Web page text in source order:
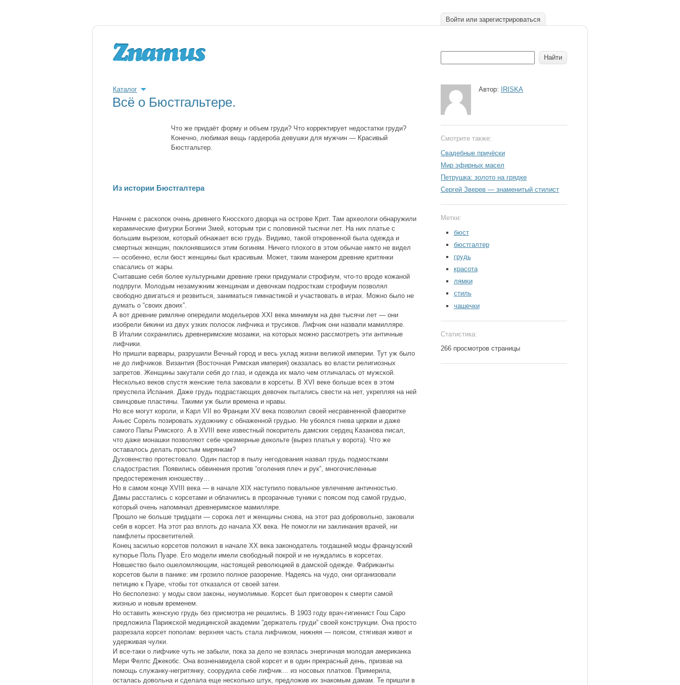
Войти или зарегистрироваться
Каталог
Всё о Бюстгальтере.
Что же придаёт форму и объем груди? Что корректирует недостатки груди?
Конечно, любимая вещь гардероба девушки для мужчин — Красивый
Бюстгальтер.
Из истории Бюстгалтера
Начнем с раскопок очень древнего Кносского дворца на острове Крит. Там археологи обнаружили
керамические фигурки Богини Змей, которым три с половиной тысячи лет. На них платье с
большим вырезом, который обнажает всю грудь. Видимо, такой откровенной была одежда и
смертных женщин, поклонявшихся этим богиням. Ничего плохого в этом обычае никто не видел
— особенно, если бюст женщины был красивым. Может, таким манером древние критянки
спасались от жары.
Считавшие себя более культурными древние греки придумали строфиум, что-то вроде кожаной
подпруги. Молодым незамужним женщинам и девочкам подросткам строфиум позволял
свободно двигаться и резвиться, заниматься гимнастикой и участвовать в играх. Можно было не
думать о “своих двоих”.
А вот древние римляне опередили модельеров XXI века минимум на две тысячи лет — они
изобрели бикини из двух узких полосок лифчика и трусиков. Лифчик они назвали мамилляре.
В Италии сохранились древнеримские мозаики, на которых можно рассмотреть эти античные
лифчики.
Но пришли варвары, разрушили Вечный город и весь уклад жизни великой империи. Тут уж было
не до лифчиков. Византия (Восточная Римская империя) оказалась во власти религиозных
запретов. Женщины закутали себя до глаз, и одежда их мало чем отличалась от мужской.
Несколько веков спустя женские тела заковали в корсеты. В XVI веке больше всех в этом
преуспела Испания. Даже грудь подрастающих девочек пытались свести на нет, укрепляя на ней
свинцовые пластины. Такими уж были времена и нравы.
Но все могут короли, и Карл VII во Франции XV века позволил своей несравненной фаворитке
Аньес Сорель позировать художнику с обнаженной грудью. Не убоялся гнева церкви и даже
самого Папы Римского. А в XVIII веке известный покоритель дамских сердец Казанова писал,
что даже монашки позволяют себе чрезмерные декольте (вырез платья у ворота). Что же
оставалось делать простым мирянкам?
Духовенство протестовало. Один пастор в пылу негодования назвал грудь подмостками
сладострастия. Появились обвинения против “оголения плеч и рук”, многочисленные
предостережения юношеству…
Но в самом конце XVIII века — в начале XIX наступило повальное увлечение античностью.
Дамы расстались с корсетами и облачились в прозрачные туники с поясом под самой грудью,
который очень напоминал древнеримское мамилляре.
Прошло не больше тридцати — сорока лет и женщины снова, на этот раз добровольно, заковали
себя в корсет. На этот раз вплоть до начала XX века. Не помогли ни заклинания врачей, ни
памфлеты просветителей.
Конец засилью корсетов положил в начале XX века законодатель тогдашней моды французский
кутюрье Поль Пуаре. Его модели имели свободный покрой и не нуждались в корсетах.
Новшество было ошеломляющим, настоящей революцией в дамской одежде. Фабриканты
корсетов были в панике: им грозило полное разорение. Надеясь на чудо, они организовали
петицию к Пуаре, чтобы тот отказался от своей затеи.
Но бесполезно: у моды свои законы, неумолимые. Корсет был приговорен к смерти самой
жизнью и новым временем.
Но оставить женскую грудь без присмотра не решились. В 1903 году врач-гигиенист Гош Саро
предложила Парижской медицинской академии “держатель груди” своей конструкции. Она просто
разрезала корсет пополам: верхняя часть стала лифчиком, нижняя — поясом, стягивая живот и
удерживая чулки.
И все-таки о лифчике чуть не забыли, пока за дело не взялась энергичная молодая американка
Мери Фелпс Джекобс. Она возненавидела свой корсет и в один прекрасный день, призвав на
помощь служанку-негритянку, соорудила себе лифчик… из носовых платков. Примерила,
осталась довольна и сделала еще несколько штук, предложив их знакомым дамам. Те пришли в
Автор: IRISKA
Смотрите также:
Свадебные причёски
Мир эфирных масел
Петрушка: золото на грядке
Сергей Зверев — знаменитый стилист
Метки:
бюст
бюстгалтер
грудь
красота
лямки
стиль
чашечки
Статистика:
266 просмотров страницы